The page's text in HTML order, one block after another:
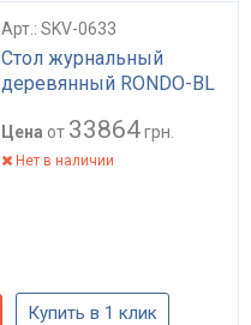
Арт.: SKV-0633
Стол журнальный
деревянный RONDO-BL
Цена от 33864грн.
Нет в наличии
Купить в 1 клик